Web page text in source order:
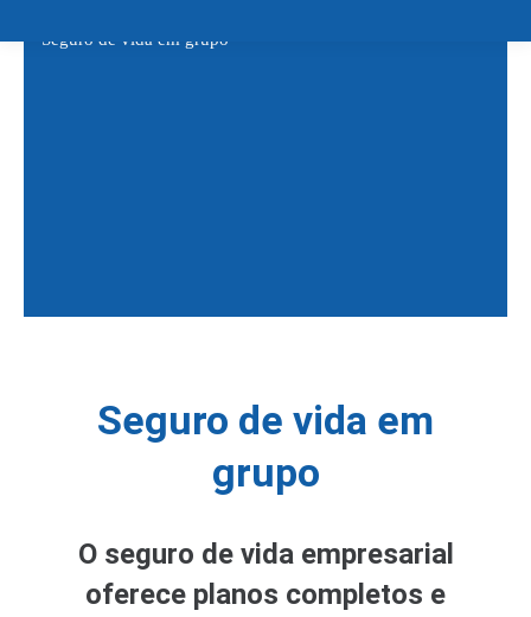
Seguro de vida em grupo
Seguro de vida em
grupo
O seguro de vida empresarial
oferece planos completos e